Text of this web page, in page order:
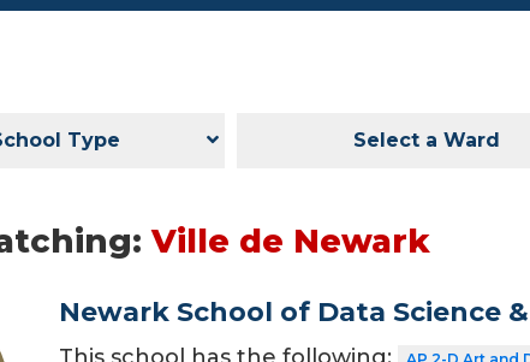
Type Select a Ward
Ville de Newark
Newark School of Data Science